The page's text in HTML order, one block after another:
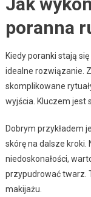
poranna
Kiedy poranki stają
idealne rozwiązanie.
skomplikowane
wyjścia. Kluczem jest
Dobrym przykładem
skórę na dalsze kroki.
niedoskonałości,
przypudrować twarz.
makijażu.